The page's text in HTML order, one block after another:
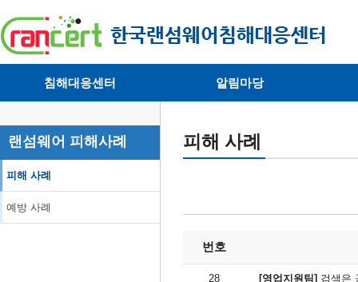
침해대응센터
· 침해피해신고
· 개인정보취급방침
알림마당
· 뉴스레터
랜섬웨어 피해사례
피해 사례
예방 사례
피해 사례
번호
28 [영업지원팀] 검색은